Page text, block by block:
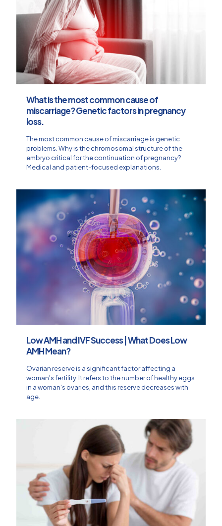
What is the most common cause of
miscarriage? Genetic factors in pregnancy
loss.
The most common cause of miscarriage is genetic
problems. Why is the chromosomal structure of the
embryo critical for the continuation of pregnancy?
Medical and patient-focused explanations.
Low AMH and IVF Success | What Does Low
AMH Mean?
Ovarian reserve is a significant factor affecting a
woman's fertility. It refers to the number of healthy eggs
in a woman's ovaries, and this reserve decreases with
age.